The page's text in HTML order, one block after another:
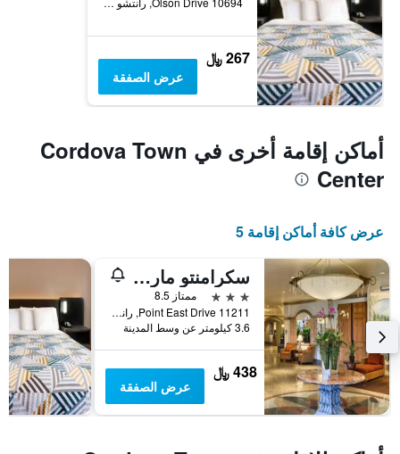
267 ﷼
عرض الصفقة
أماكن إقامة أخرى في Cordova Town
Center
عرض كافة أماكن إقامة 5
سكرامنتو ماريوت رانشو كوردوفا
3 نجوم
ممتاز 8.5
11211 Point East Drive, رانتشو كوردوفا, CA, الولايات المتحدة الأميريكية
3.6 كيلومتر عن وسط المدينة
438 ﷼
عرض الصفقة